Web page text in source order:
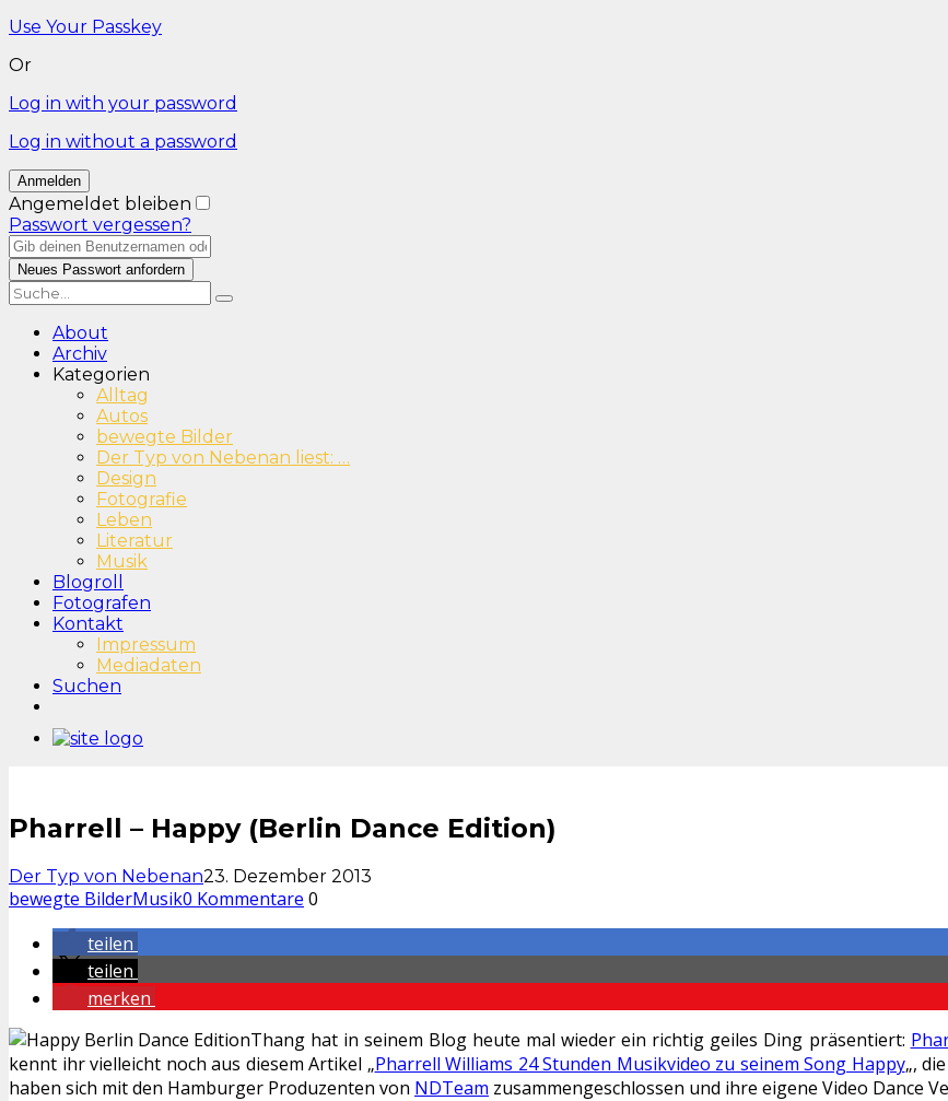
Use Your Passkey
Or
Log in with your password
Log in without a password
Angemeldet bleiben
Passwort vergessen?
About
Archiv
Kategorien
Alltag
Autos
bewegte Bilder
Der Typ von Nebenan liest: …
Design
Fotografie
Leben
Literatur
Musik
Blogroll
Fotografen
Kontakt
Impressum
Mediadaten
Suchen
Pharrell – Happy (Berlin Dance Edition)
Der Typ von Nebenan23. Dezember 2013
bewegte BilderMusik0 Kommentare 0
teilen
teilen
merken
Thang hat in seinem Blog heute mal wieder ein richtig geiles Ding präsentiert:
kennt ihr vielleicht noch aus diesem Artikel „Pharrell Williams 24 Stunden Musikvideo zu seinem Song Happy„,
haben sich mit den Hamburger Produzenten von NDTeam zusammengeschlossen und ihre eigene Video Dance